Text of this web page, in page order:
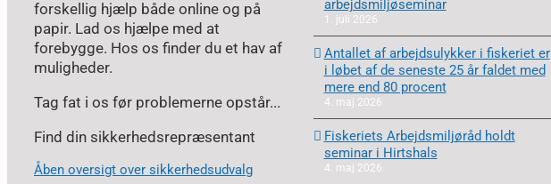
forskellig hjælp både online og på
papir. Lad os hjælpe med at
forebygge. Hos os finder du et hav af
muligheder.
Tag fat i os før problemerne opstår...
Find din sikkerhedsrepræsentant
Åben oversigt over sikkerhedsudvalg
arbejdsmiljøseminar
1. juli 2026
Antallet af arbejdsulykker i fiskeriet er
i løbet af de seneste 25 år faldet med
mere end 80 procent
4. maj 2026
Fiskeriets Arbejdsmiljøråd holdt
seminar i Hirtshals
4. maj 2026